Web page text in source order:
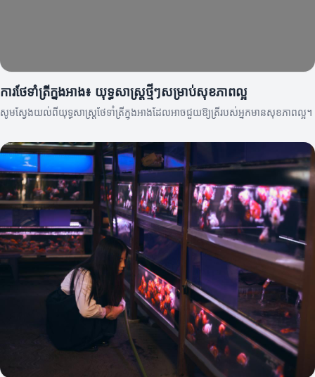
ការថែទាំត្រីក្នុងអាង៖ យុទ្ធសាស្ត្រថ្មីៗសម្រាប់សុខភាពល្អ
សូមស្វែងយល់ពីយុទ្ធសាស្ត្រថែទាំត្រីក្នុងអាងដែលអាចជួយឱ្យត្រីរបស់អ្នកមានសុខភាពល្អ។